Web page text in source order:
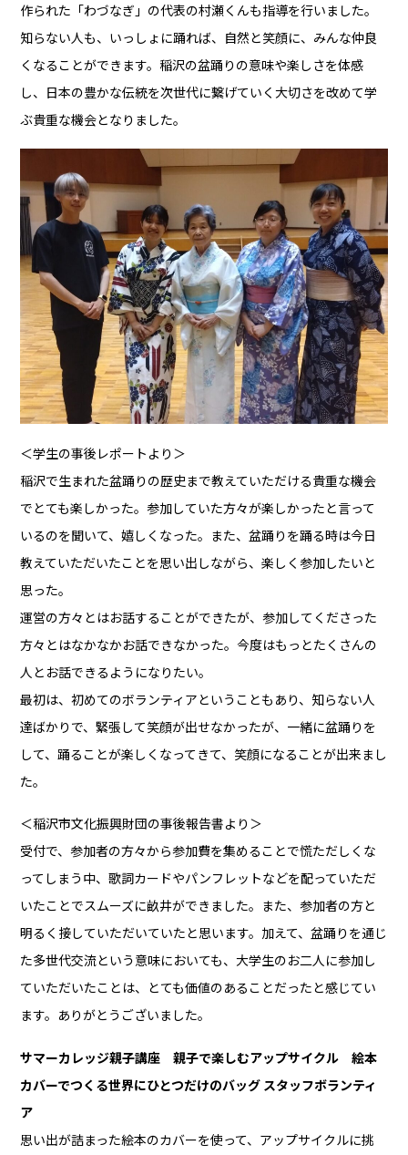
作られた「わづなぎ」の代表の村瀬くんも指導を行いました。
知らない人も、いっしょに踊れば、自然と笑顔に、みんな仲良
くなることができます。稲沢の盆踊りの意味や楽しさを体感
し、日本の豊かな伝統を次世代に繋げていく大切さを改めて学
ぶ貴重な機会となりました。
＜学生の事後レポートより＞
稲沢で生まれた盆踊りの歴史まで教えていただける貴重な機会
でとても楽しかった。参加していた方々が楽しかったと言って
いるのを聞いて、嬉しくなった。また、盆踊りを踊る時は今日
教えていただいたことを思い出しながら、楽しく参加したいと
思った。
運営の方々とはお話することができたが、参加してくださった
方々とはなかなかお話できなかった。今度はもっとたくさんの
人とお話できるようになりたい。
最初は、初めてのボランティアということもあり、知らない人
達ばかりで、緊張して笑顔が出せなかったが、一緒に盆踊りを
して、踊ることが楽しくなってきて、笑顔になることが出来まし
た。
＜稲沢市文化振興財団の事後報告書より＞
受付で、参加者の方々から参加費を集めることで慌ただしくな
ってしまう中、歌詞カードやパンフレットなどを配っていただ
いたことでスムーズに畝井ができました。また、参加者の方と
明るく接していただいていたと思います。加えて、盆踊りを通じ
た多世代交流という意味においても、大学生のお二人に参加し
ていただいたことは、とても価値のあることだったと感じてい
ます。ありがとうございました。
サマーカレッジ親子講座 親子で楽しむアップサイクル 絵本
カバーでつくる世界にひとつだけのバッグ スタッフボランティ
ア
思い出が詰まった絵本のカバーを使って、アップサイクルに挑